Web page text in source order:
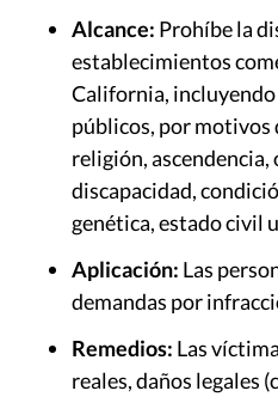
Alcance: Prohíbe la
establecimientos
California,
públicos, por motivos
religión, ascendencia,
discapacidad,
genética, estado civil
Aplicación: Las
demandas por
Remedios: Las
reales, daños legales